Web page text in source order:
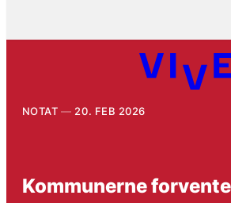
NOTAT 20. FEB 2026
Kommunerne